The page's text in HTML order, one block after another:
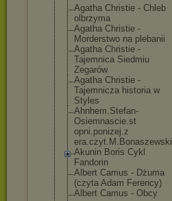
Agatha Christie - Chleb
olbrzyma
Agatha Christie -
Morderstwo na plebanii
Agatha Christie -
Tajemnica Siedmiu
Zegarów
Agatha Christie -
Tajemnicza historia w
Styles
Ahnhem.Stefan-
Osiemnascie.st
opni.ponizej.z
era.czyt.M.Bonaszewski
Akunin Boris Cykl
Fandorin
Albert Camus - Dżuma
(czyta Adam Ferency)
Albert Camus - Obcy